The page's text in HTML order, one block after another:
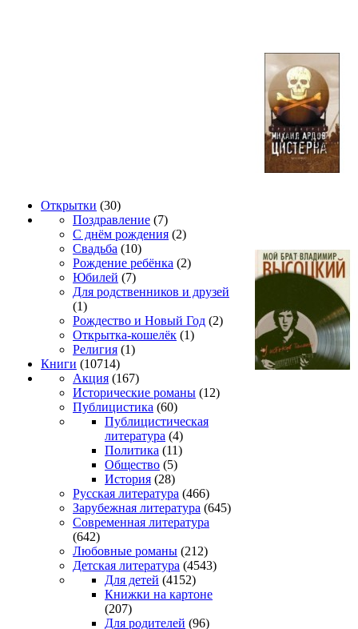
Открытки (30)
Поздравление (7)
С днём рождения (2)
Свадьба (10)
Рождение ребёнка (2)
Юбилей (7)
Для родственников и друзей
(1)
Рождество и Новый Год (2)
Открытка-кошелёк (1)
Религия (1)
Книги (10714)
Акция (167)
Исторические романы (12)
Публицистика (60)
Публицистическая
литература (4)
Политика (11)
Общество (5)
История (28)
Русская литература (466)
Зарубежная литература (645)
Современная литература
(642)
Любовные романы (212)
Детская литература (4543)
Для детей (4152)
Книжки на картоне
(207)
Для родителей (96)